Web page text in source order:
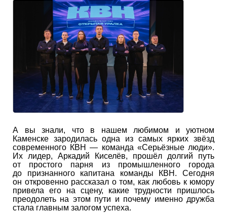
А вы знали, что в нашем любимом и уютном
Каменске зародилась одна из самых ярких звёзд
современного КВН — команда «Серьёзные люди».
Их лидер, Аркадий Киселёв, прошёл долгий путь
от простого парня из промышленного города
до признанного капитана команды КВН. Сегодня
он откровенно рассказал о том, как любовь к юмору
привела его на сцену, какие трудности пришлось
преодолеть на этом пути и почему именно дружба
стала главным залогом успеха.